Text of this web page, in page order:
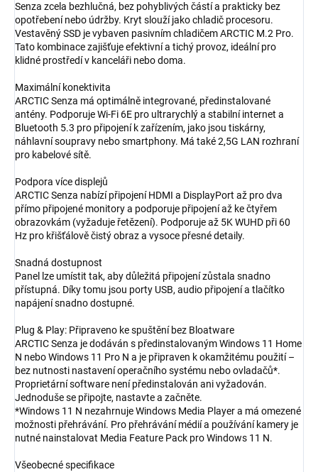
Senza zcela bezhlučná, bez pohyblivých částí a prakticky bez
opotřebení nebo údržby. Kryt slouží jako chladič procesoru.
Vestavěný SSD je vybaven pasivním chladičem ARCTIC M.2 Pro.
Tato kombinace zajišťuje efektivní a tichý provoz, ideální pro
klidné prostředí v kanceláři nebo doma.
Maximální konektivita
ARCTIC Senza má optimálně integrované, předinstalované
antény. Podporuje Wi-Fi 6E pro ultrarychlý a stabilní internet a
Bluetooth 5.3 pro připojení k zařízením, jako jsou tiskárny,
náhlavní soupravy nebo smartphony. Má také 2,5G LAN rozhraní
pro kabelové sítě.
Podpora více displejů
ARCTIC Senza nabízí připojení HDMI a DisplayPort až pro dva
přímo připojené monitory a podporuje připojení až ke čtyřem
obrazovkám (vyžaduje řetězení). Podporuje až 5K WUHD při 60
Hz pro křišťálově čistý obraz a vysoce přesné detaily.
Snadná dostupnost
Panel lze umístit tak, aby důležitá připojení zůstala snadno
přístupná. Díky tomu jsou porty USB, audio připojení a tlačítko
napájení snadno dostupné.
Plug & Play: Připraveno ke spuštění bez Bloatware
ARCTIC Senza je dodáván s předinstalovaným Windows 11 Home
N nebo Windows 11 Pro N a je připraven k okamžitému použití –
bez nutnosti nastavení operačního systému nebo ovladačů*.
Proprietární software není předinstalován ani vyžadován.
Jednoduše se připojte, nastavte a začněte.
*Windows 11 N nezahrnuje Windows Media Player a má omezené
možnosti přehrávání. Pro přehrávání médií a používání kamery je
nutné nainstalovat Media Feature Pack pro Windows 11 N.
Všeobecné specifikace